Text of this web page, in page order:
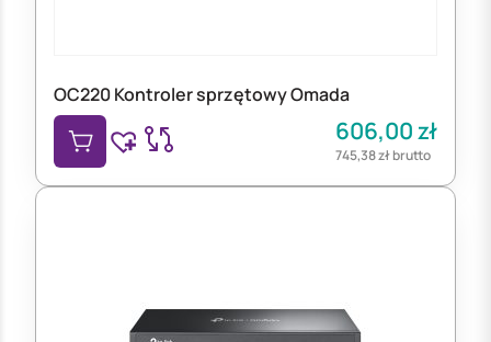
OC220 Kontroler sprzętowy Omada
606,00zł
745,38złbrutto